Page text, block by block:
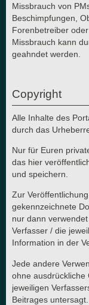
Missbrauch von
Beschimpfungen,
Forenbetreiber
Missbrauch kann
geahndet werden.
Copyright
Alle Inhalte des
durch das
Nur für Euren
das hier
und speichern.
Zur
gekennzeichnete
nur dann
Verfasser / die
Information in der
Jede andere
ohne ausdrückliche
jeweiligen
Beitrages